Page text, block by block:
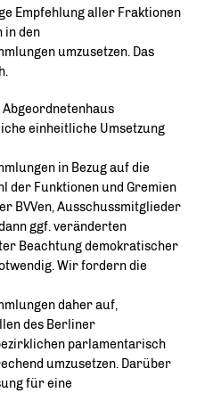
Empfehlung aller Fraktionen
in den
umzusetzen. Das
einheitliche Umsetzung
in Bezug auf die
der Funktionen und Gremien
BVVen, Ausschussmitglieder
ggf. veränderten
Beachtung demokratischer
Wir fordern die
daher auf,
des Berliner
parlamentarisch
umzusetzen. Darüber
für eine